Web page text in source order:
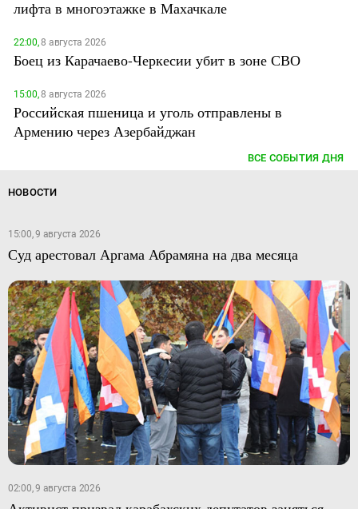
лифта в многоэтажке в Махачкале
22:00,8 августа 2026
Боец из Карачаево-Черкесии убит в зоне СВО
15:00,8 августа 2026
Российская пшеница и уголь отправлены в
Армению через Азербайджан
ВСЕ СОБЫТИЯ ДНЯ
НОВОСТИ
15:00, 9 августа 2026
Суд арестовал Аргама Абрамяна на два месяца
02:00, 9 августа 2026